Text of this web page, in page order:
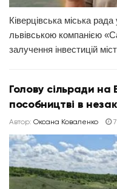
Ківерцівська міська
львівською компанією
залучення інвестицій
Голову сільради на
пособництві в
Автор: Оксана Коваленко 7